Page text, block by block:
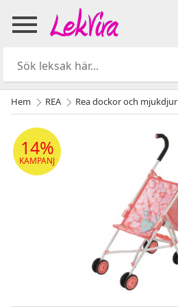
Hem REA Rea dockor och mjukdjur
14%
KAMPANJ